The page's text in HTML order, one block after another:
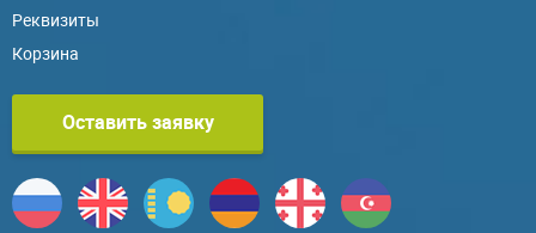
Реквизиты
Корзина
Оставить заявку